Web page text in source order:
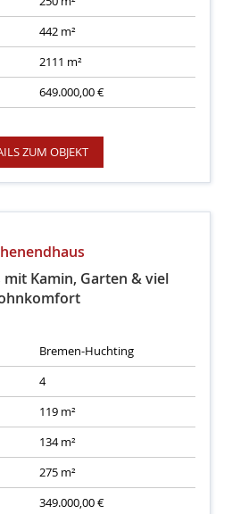
442 m²
2111 m²
649.000,00 €
ZUM OBJEKT
mit Kamin, Garten & viel
Bremen-Huchting
4
119 m²
134 m²
275 m²
349.000,00 €